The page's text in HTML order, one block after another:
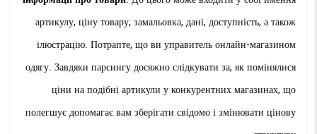
артикулу, ціну товару, замальовка, дані, доступність, а також
ілюстрацію. Потрапте, що ви управитель онлайн-магазином
одягу. Завдяки парсингу досяжно слідкувати за, як помінялися
ціни на подібні артикули у конкурентних магазинах, що
полегшує допомагає вам зберігати свідомо і змінювати цінову